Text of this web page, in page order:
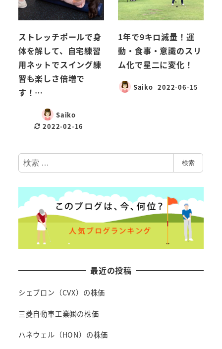
ストレッチポールで身
体を解して、自宅練習
用ネットでスイング練
習も楽しさ倍増で
す！…
Saiko
2022-02-16
1年で9キロ減量！運
動・食事・意識のスリ
ム化で星二に変化！
Saiko 2022-06-15
検
索
検索
最近の投稿
シェブロン（CVX）の株価
三菱自動車工業㈱の株価
ハネウェル（HON）の株価